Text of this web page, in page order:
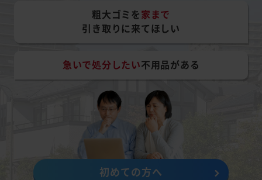
粗大ゴミを家まで
引き取りに来てほしい
急いで処分したい不用品がある
初めての方へ